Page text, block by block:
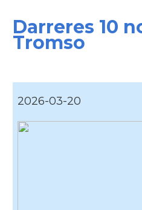
Darreres 10
Tromso
2026-03-20